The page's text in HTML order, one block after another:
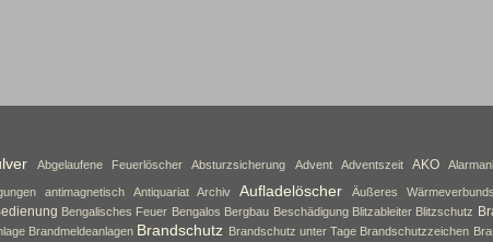
Abgelaufene Feuerlöscher Absturzsicherung Advent Adventszeit AKO
antimagnetisch Antiquariat Archiv Aufladelöscher Äußeres
Bengalisches Feuer Bengalos Bergbau Beschädigung Blitzableiter Blitzschutz
Brandmeldeanlagen Brandschutz Brandschutz unter Tage Brandschutzzeichen